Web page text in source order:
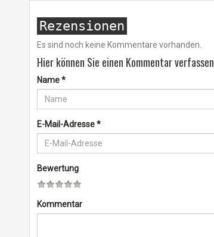
Rezensionen
Es sind noch keine Kommentare vorhanden.
Hier können Sie einen Kommentar verfassen
Name*
E-Mail-Adresse*
Bewertung
Kommentar